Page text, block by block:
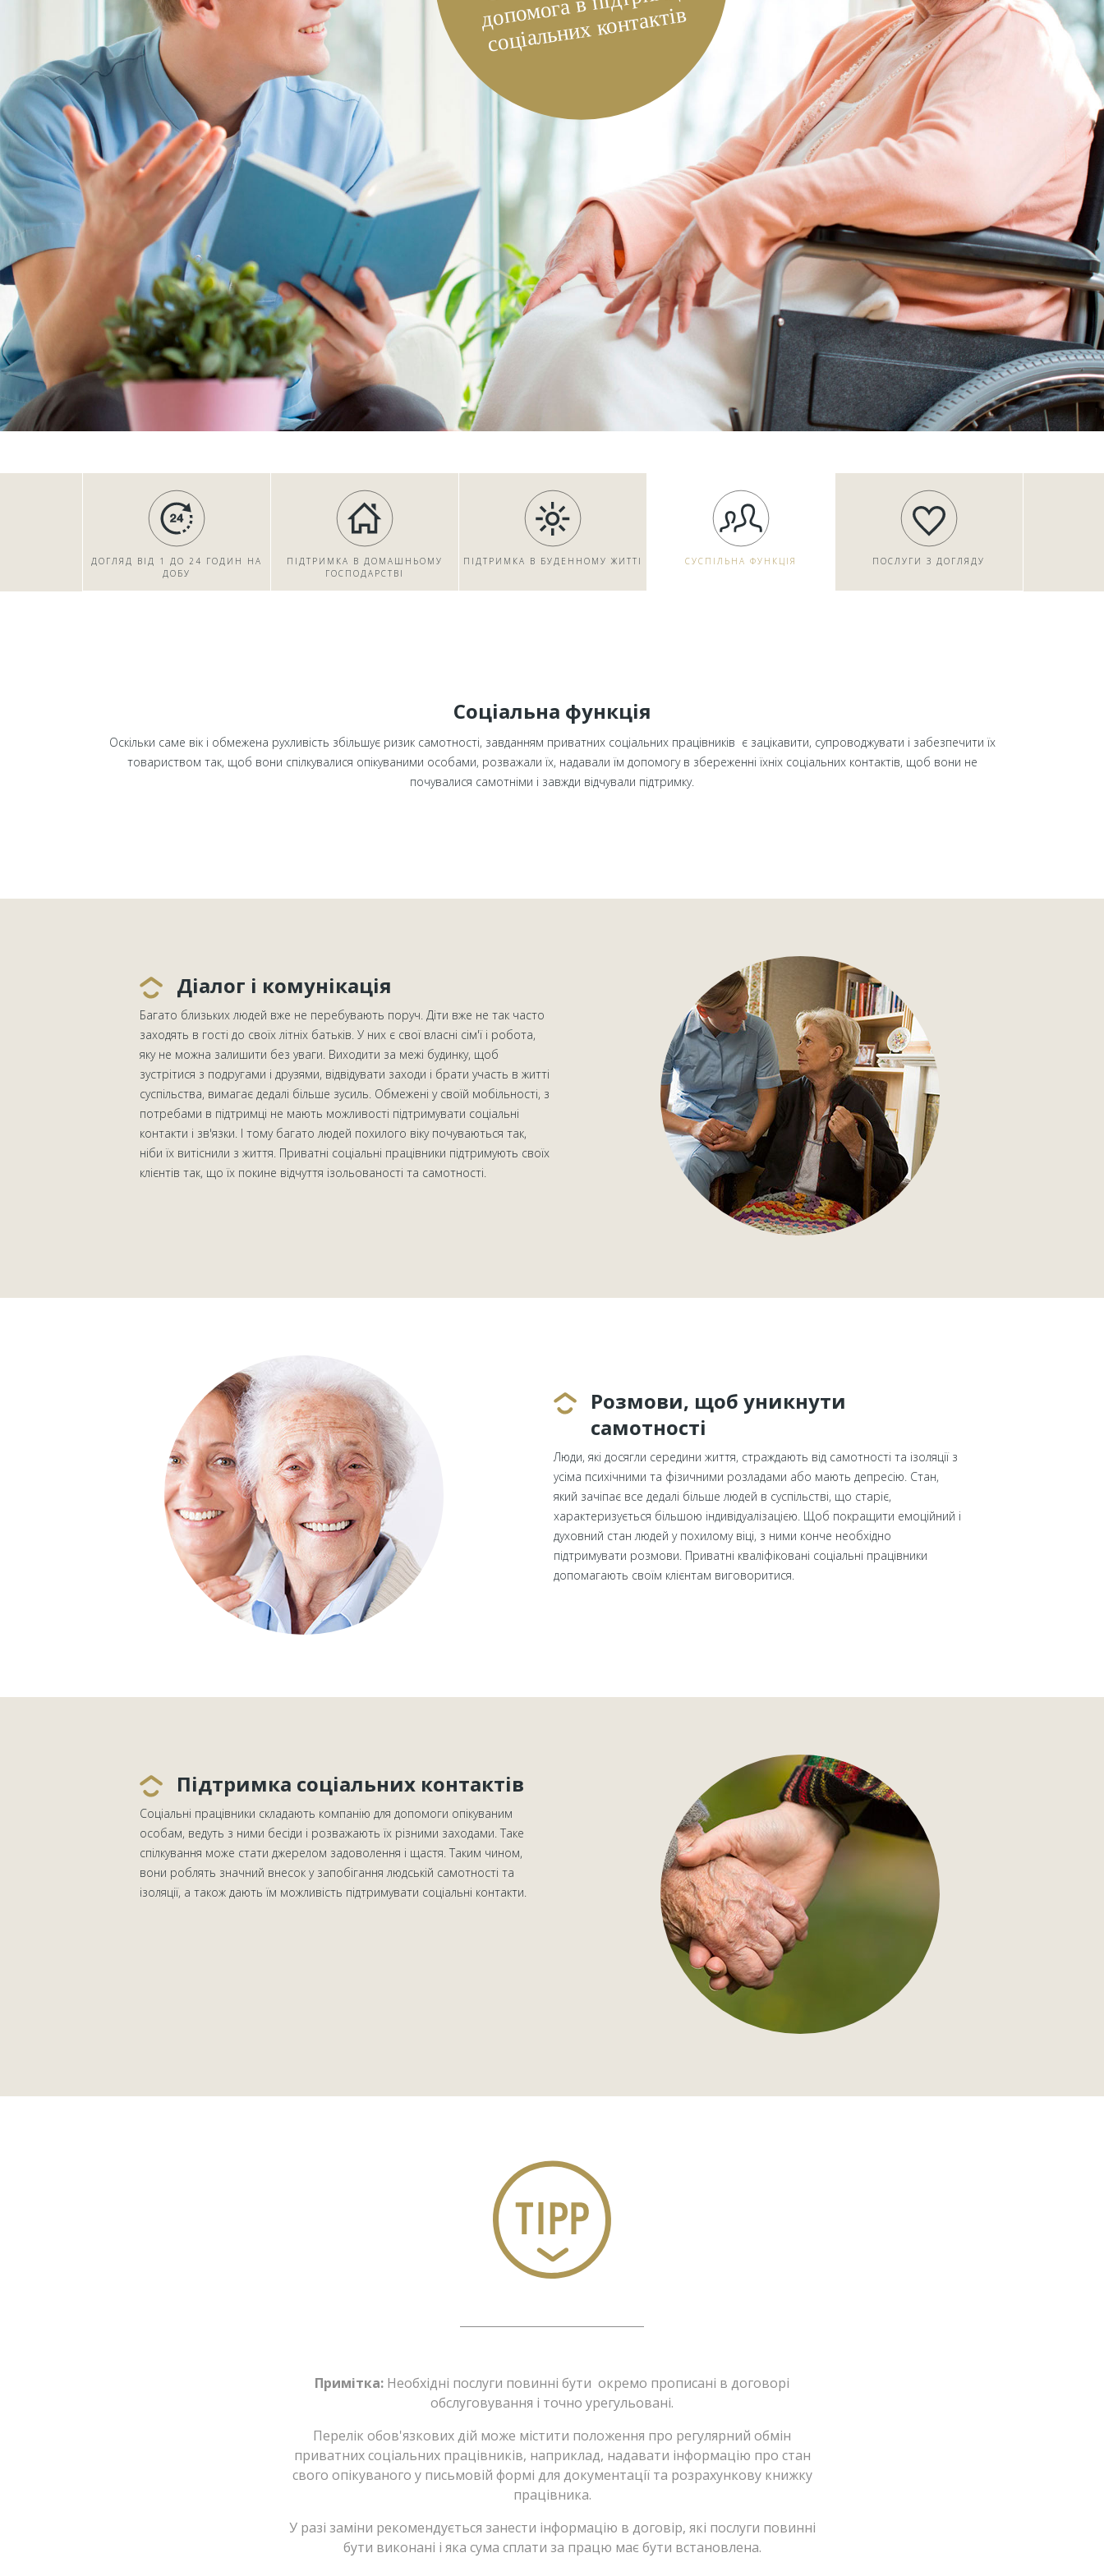
ДОГЛЯД ВІД 1 ДО 24 ГОДИН НА
ДОБУ
ПІДТРИМКА В ДОМАШНЬОМУ
ГОСПОДАРСТВІ
ПІДТРИМКА В БУДЕННОМУ ЖИТТІ СУСПІЛЬНА ФУНКЦІЯ ПОСЛУГИ З ДОГЛЯДУ
Соціальна функція
Оскільки саме вік і обмежена рухливість збільшує ризик самотності, завданням приватних соціальних працівників є зацікавити, супроводжувати і забезпечити їх
товариством так, щоб вони спілкувалися опікуваними особами, розважали їх, надавали їм допомогу в збереженні їхніх соціальних контактів, щоб вони не
почувалися самотніми і завжди відчували підтримку.
Діалог і комунікація
Багато близьких людей вже не перебувають поруч. Діти вже не так часто
заходять в гості до своїх літніх батьків. У них є свої власні сім'ї і робота,
яку не можна залишити без уваги. Виходити за межі будинку, щоб
зустрітися з подругами і друзями, відвідувати заходи і брати участь в житті
суспільства, вимагає дедалі більше зусиль. Обмежені у своїй мобільності, з
потребами в підтримці не мають можливості підтримувати соціальні
контакти і зв'язки. І тому багато людей похилого віку почуваються так,
ніби їх витіснили з життя. Приватні соціальні працівники підтримують своїх
клієнтів так, що їх покине відчуття ізольованості та самотності.
Розмови, щоб уникнути
самотності
Люди, які досягли середини життя, страждають від самотності та ізоляції з
усіма психічними та фізичними розладами або мають депресію. Стан,
який зачіпає все дедалі більше людей в суспільстві, що старіє,
характеризується більшою індивідуалізацією. Щоб покращити емоційний і
духовний стан людей у похилому віці, з ними конче необхідно
підтримувати розмови. Приватні кваліфіковані соціальні працівники
допомагають своїм клієнтам виговоритися.
Підтримка соціальних контактів
Соціальні працівники складають компанію для допомоги опікуваним
особам, ведуть з ними бесіди і розважають їх різними заходами. Таке
спілкування може стати джерелом задоволення і щастя. Таким чином,
вони роблять значний внесок у запобігання людській самотності та
ізоляції, а також дають їм можливість підтримувати соціальні контакти.
Примітка: Необхідні послуги повинні бути окремо прописані в договорі
обслуговування і точно урегульовані.
Перелік обов'язкових дій може містити положення про регулярний обмін
приватних соціальних працівників, наприклад, надавати інформацію про стан
свого опікуваного у письмовій формі для документації та розрахункову книжку
працівника.
У разі заміни рекомендується занести інформацію в договір, які послуги повинні
бути виконані і яка сума сплати за працю має бути встановлена.